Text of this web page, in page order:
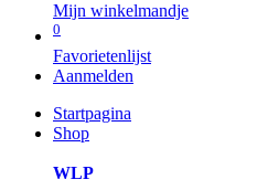
Mijn winkelmandje
0
Favorietenlijst
Aanmelden
Startpagina
Shop
WLP